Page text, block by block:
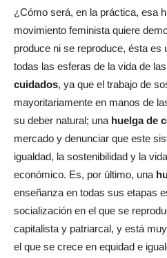
¿Cómo será, en la práctica, esa
movimiento feminista quiere
produce ni se reproduce, ésta es
todas las esferas de la vida de
cuidados, ya que el trabajo de
mayoritariamente en manos de
su deber natural; una huelga de
mercado y denunciar que este
igualdad, la sostenibilidad y la
económico. Es, por último, una
enseñanza en todas sus etapas
socialización en el que se
capitalista y patriarcal, y está
el que se crece en equidad e